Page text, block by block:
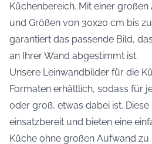
Küchenbereich. Mit einer
und Größen von 30x20 cm bis
garantiert das passende Bild,
an Ihrer Wand abgestimmt ist.
Unsere Leinwandbilder für die
Formaten erhältlich, sodass für
oder groß, etwas dabei ist.
einsatzbereit und bieten eine
Küche ohne großen Aufwand zu